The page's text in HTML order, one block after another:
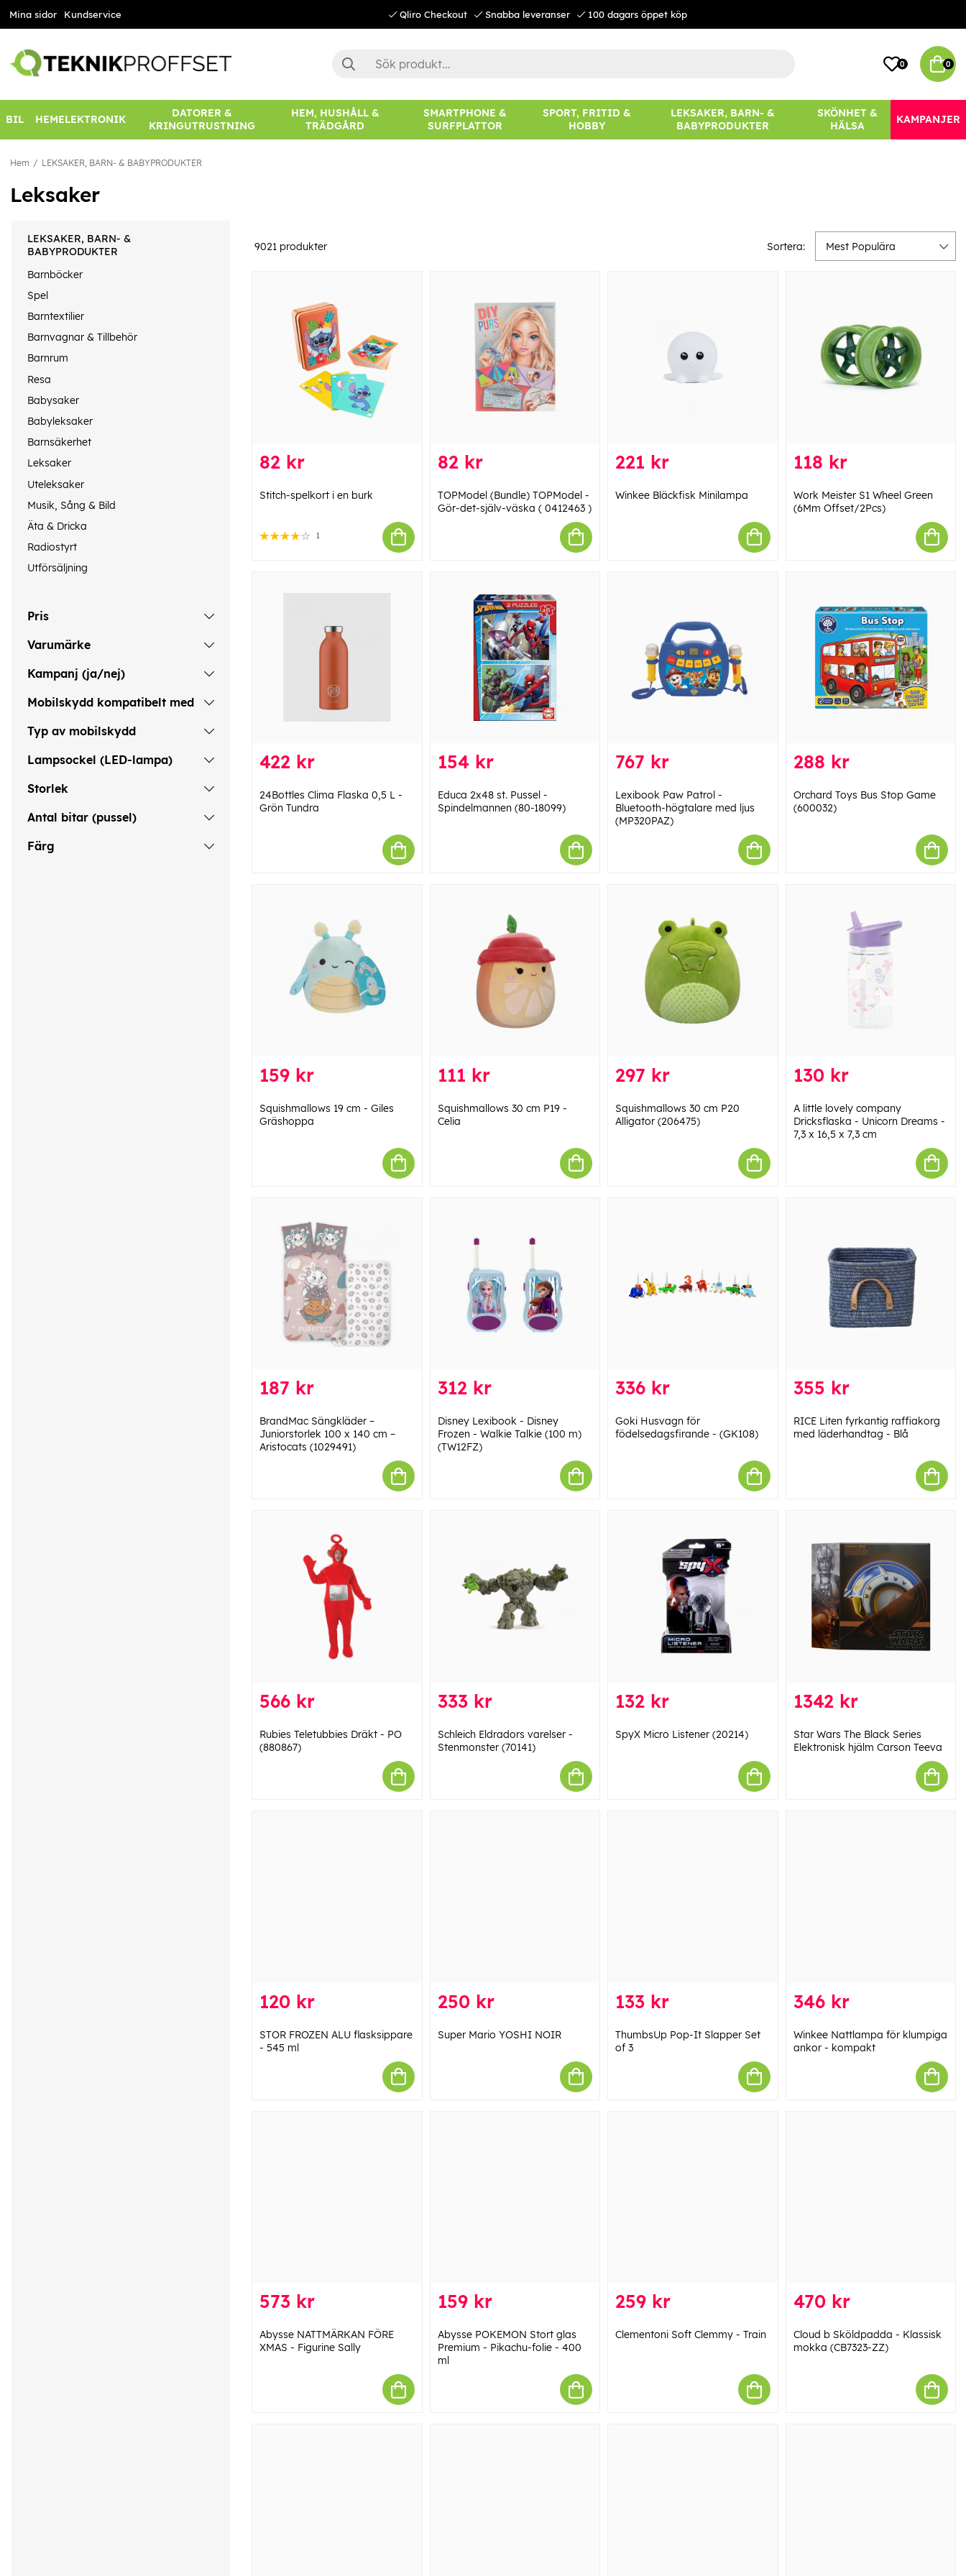
Mina sidor Kundservice Qliro Checkout Snabba leveranser 100 dagars öppet köp
0 0
BIL HEMELEKTRONIK
DATORER &
KRINGUTRUSTNING
HEM, HUSHÅLL &
TRÄDGÅRD
SMARTPHONE &
SURFPLATTOR
SPORT, FRITID &
HOBBY
LEKSAKER, BARN- &
BABYPRODUKTER
SKÖNHET &
HÄLSA
KAMPANJER
Hem LEKSAKER, BARN- & BABYPRODUKTER
Leksaker
LEKSAKER, BARN- &
BABYPRODUKTER
Barnböcker
Spel
Barntextilier
Barnvagnar & Tillbehör
Barnrum
Resa
Babysaker
Babyleksaker
Barnsäkerhet
Leksaker
Uteleksaker
Musik, Sång & Bild
Äta & Dricka
Radiostyrt
Utförsäljning
Pris
Varumärke
Kampanj (ja/nej)
Mobilskydd kompatibelt med
Typ av mobilskydd
Lampsockel (LED-lampa)
Storlek
Antal bitar (pussel)
Färg
9021 produkter Sortera: Mest Populära
82 kr
Stitch-spelkort i en burk
1
82 kr
TOPModel (Bundle) TOPModel -
Gör-det-själv-väska ( 0412463 )
221 kr
Winkee Bläckfisk Minilampa
118 kr
Work Meister S1 Wheel Green
(6Mm Offset/2Pcs)
422 kr
24Bottles Clima Flaska 0,5 L -
Grön Tundra
154 kr
Educa 2x48 st. Pussel -
Spindelmannen (80-18099)
767 kr
Lexibook Paw Patrol -
Bluetooth-högtalare med ljus
(MP320PAZ)
288 kr
Orchard Toys Bus Stop Game
(600032)
159 kr
Squishmallows 19 cm - Giles
Gräshoppa
111 kr
Squishmallows 30 cm P19 -
Celia
297 kr
Squishmallows 30 cm P20
Alligator (206475)
130 kr
A little lovely company
Dricksflaska - Unicorn Dreams -
7,3 x 16,5 x 7,3 cm
187 kr
BrandMac Sängkläder –
Juniorstorlek 100 x 140 cm –
Aristocats (1029491)
312 kr
Disney Lexibook - Disney
Frozen - Walkie Talkie (100 m)
(TW12FZ)
336 kr
Goki Husvagn för
födelsedagsfirande - (GK108)
355 kr
RICE Liten fyrkantig raffiakorg
med läderhandtag - Blå
566 kr
Rubies Teletubbies Dräkt - PO
(880867)
333 kr
Schleich Eldradors varelser -
Stenmonster (70141)
132 kr
SpyX Micro Listener (20214)
1342 kr
Star Wars The Black Series
Elektronisk hjälm Carson Teeva
120 kr
STOR FROZEN ALU flasksippare
- 545 ml
250 kr
Super Mario YOSHI NOIR
133 kr
ThumbsUp Pop-It Slapper Set
of 3
346 kr
Winkee Nattlampa för klumpiga
ankor - kompakt
573 kr
Abysse NATTMÄRKAN FÖRE
XMAS - Figurine Sally
159 kr
Abysse POKEMON Stort glas
Premium - Pikachu-folie - 400
ml
259 kr
Clementoni Soft Clemmy - Train
470 kr
Cloud b Sköldpadda - Klassisk
mokka (CB7323-ZZ)